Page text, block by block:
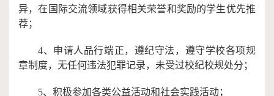
异，在国际交流领域获得相关荣誉和奖励的学生优先推
荐；
4、申请人品行端正，遵纪守法，遵守学校各项规
章制度，无任何违法犯罪记录，未受过校纪校规处分；
5、积极参加各类公益活动和社会实践活动；